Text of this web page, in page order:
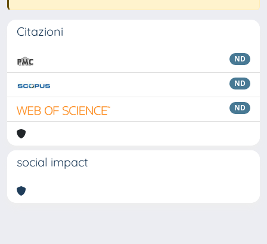
Citazioni
ND
ND
ND
social impact